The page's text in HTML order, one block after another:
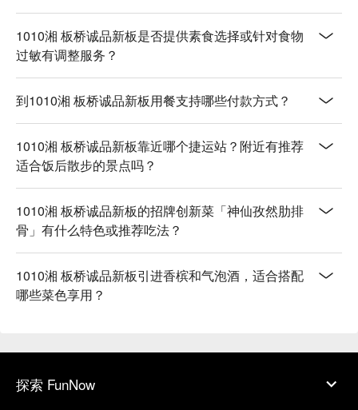
1010湘 板桥诚品新板是否提供素食选择或针对食物
过敏有调整服务？
到1010湘 板桥诚品新板用餐支持哪些付款方式？
1010湘 板桥诚品新板靠近哪个捷运站？附近有推荐
适合饭后散步的景点吗？
1010湘 板桥诚品新板的招牌创新菜「神仙孜然肋排
骨」有什么特色或推荐吃法？
1010湘 板桥诚品新板引进香槟和气泡酒，适合搭配
哪些菜色享用？
探索 FunNow